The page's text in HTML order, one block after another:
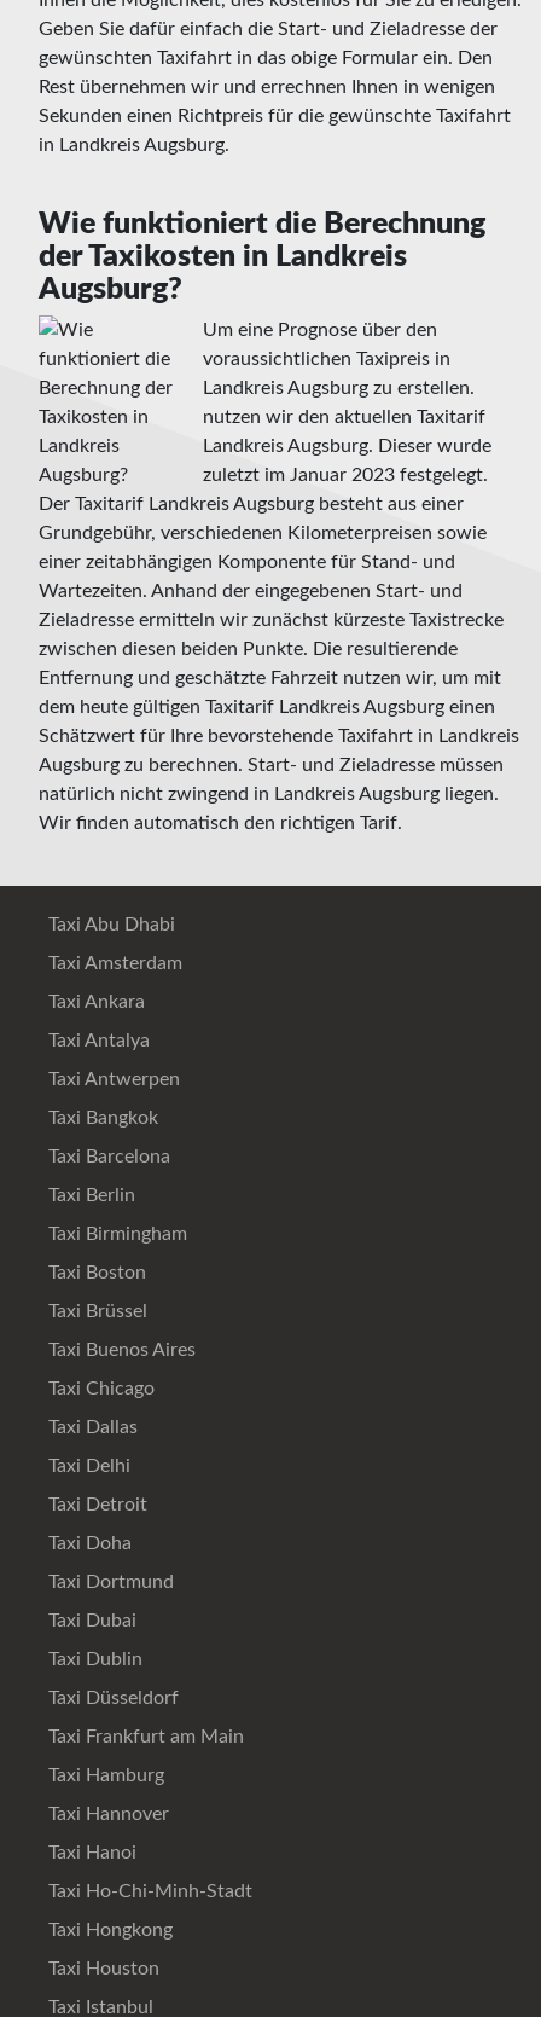
Geben Sie dafür einfach die Start- und Zieladresse der
gewünschten Taxifahrt in das obige Formular ein. Den
Rest übernehmen wir und errechnen Ihnen in wenigen
Sekunden einen Richtpreis für die gewünschte Taxifahrt
in Landkreis Augsburg.
Wie funktioniert die Berechnung
der Taxikosten in Landkreis
Augsburg?
Um eine Prognose über den
voraussichtlichen Taxipreis in
Landkreis Augsburg zu erstellen.
nutzen wir den aktuellen Taxitarif
Landkreis Augsburg. Dieser wurde
zuletzt im Januar 2023 festgelegt.
Der Taxitarif Landkreis Augsburg besteht aus einer
Grundgebühr, verschiedenen Kilometerpreisen sowie
einer zeitabhängigen Komponente für Stand- und
Wartezeiten. Anhand der eingegebenen Start- und
Zieladresse ermitteln wir zunächst kürzeste Taxistrecke
zwischen diesen beiden Punkte. Die resultierende
Entfernung und geschätzte Fahrzeit nutzen wir, um mit
dem heute gültigen Taxitarif Landkreis Augsburg einen
Schätzwert für Ihre bevorstehende Taxifahrt in Landkreis
Augsburg zu berechnen. Start- und Zieladresse müssen
natürlich nicht zwingend in Landkreis Augsburg liegen.
Wir finden automatisch den richtigen Tarif.
Taxi Abu Dhabi
Taxi Amsterdam
Taxi Ankara
Taxi Antalya
Taxi Antwerpen
Taxi Bangkok
Taxi Barcelona
Taxi Berlin
Taxi Birmingham
Taxi Boston
Taxi Brüssel
Taxi Buenos Aires
Taxi Chicago
Taxi Dallas
Taxi Delhi
Taxi Detroit
Taxi Doha
Taxi Dortmund
Taxi Dubai
Taxi Dublin
Taxi Düsseldorf
Taxi Frankfurt am Main
Taxi Hamburg
Taxi Hannover
Taxi Hanoi
Taxi Ho-Chi-Minh-Stadt
Taxi Hongkong
Taxi Houston
Taxi Istanbul